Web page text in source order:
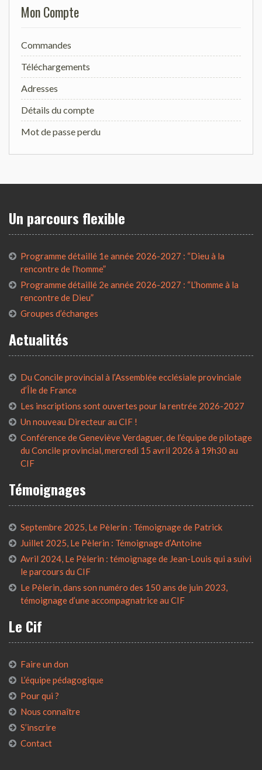
Mon Compte
Commandes
Téléchargements
Adresses
Détails du compte
Mot de passe perdu
Un parcours flexible
Programme détaillé 1e année 2026-2027 : “Dieu à la
rencontre de l’homme”
Programme détaillé 2e année 2026-2027 : “L’homme à la
rencontre de Dieu”
Groupes d’échanges
Actualités
Du Concile provincial à l’Assemblée ecclésiale provinciale
d’Île de France
Les inscriptions sont ouvertes pour la rentrée 2026-2027
Un nouveau Directeur au CIF !
Conférence de Geneviève Verdaguer, de l’équipe de pilotage
du Concile provincial, mercredi 15 avril 2026 à 19h30 au
CIF
Témoignages
Septembre 2025, Le Pèlerin : Témoignage de Patrick
Juillet 2025, Le Pèlerin : Témoignage d’Antoine
Avril 2024, Le Pèlerin : témoignage de Jean-Louis qui a suivi
le parcours du CIF
Le Pèlerin, dans son numéro des 150 ans de juin 2023,
témoignage d’une accompagnatrice au CIF
Le Cif
Faire un don
L’équipe pédagogique
Pour qui ?
Nous connaître
S’inscrire
Contact